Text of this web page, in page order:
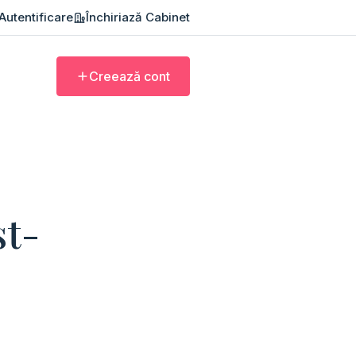
Închiriază Cabinet
Creează cont